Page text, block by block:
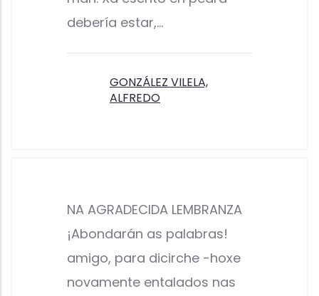
debería estar,…
GONZÁLEZ VILELA,
ALFREDO
NA AGRADECIDA LEMBRANZA
¡Abondarán as palabras!
amigo, para dicirche -hoxe
novamente entalados nas